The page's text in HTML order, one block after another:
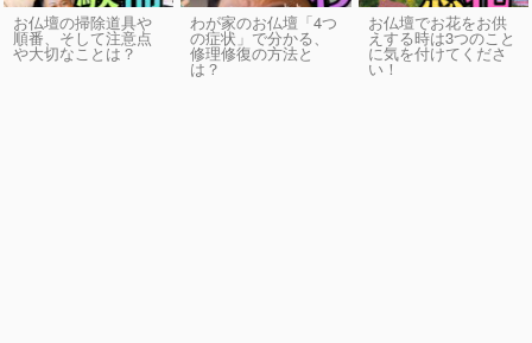
お仏壇の掃除道具や
順番、そして注意点
や大切なことは？
わが家のお仏壇「4つ
の症状」で分かる、
修理修復の方法と
は？
お仏壇でお花をお供
えする時は3つのこと
に気を付けてくださ
い！